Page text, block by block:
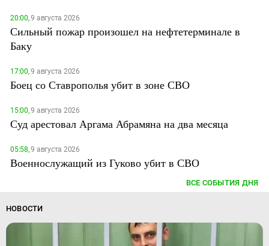
20:00,9 августа 2026
Сильный пожар произошел на нефтетерминале в
Баку
17:00,9 августа 2026
Боец со Ставрополья убит в зоне СВО
15:00,9 августа 2026
Суд арестовал Аргама Абрамяна на два месяца
05:58,9 августа 2026
Военнослужащий из Гуково убит в СВО
ВСЕ СОБЫТИЯ ДНЯ
НОВОСТИ